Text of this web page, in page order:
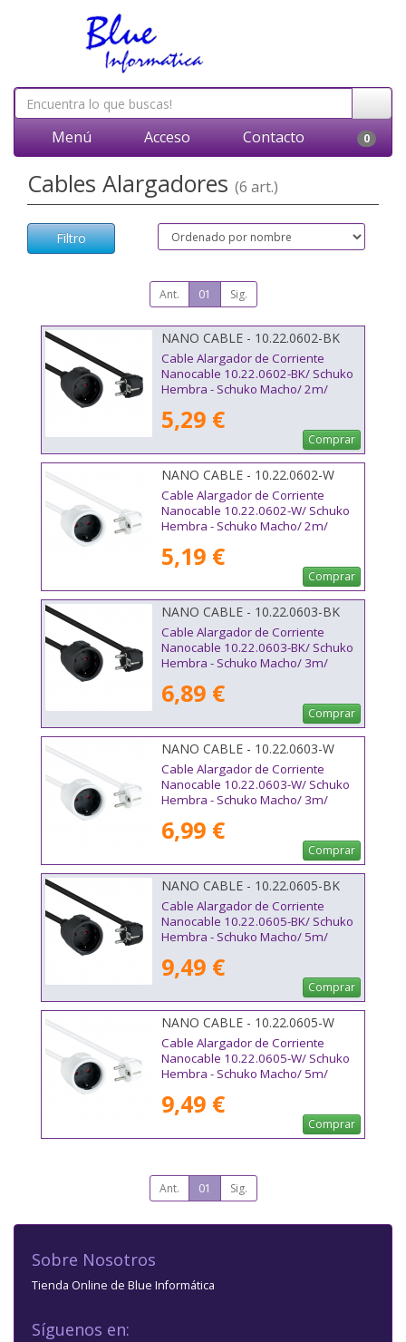
Menú Acceso Contacto 0
Cables Alargadores (6 art.)
Filtro
Ant. 01 Sig.
NANO CABLE - 10.22.0602-BK
Cable Alargador de Corriente
Nanocable 10.22.0602-BK/ Schuko
Hembra - Schuko Macho/ 2m/
5,29 €
Comprar
NANO CABLE - 10.22.0602-W
Cable Alargador de Corriente
Nanocable 10.22.0602-W/ Schuko
Hembra - Schuko Macho/ 2m/
5,19 €
Comprar
NANO CABLE - 10.22.0603-BK
Cable Alargador de Corriente
Nanocable 10.22.0603-BK/ Schuko
Hembra - Schuko Macho/ 3m/
6,89 €
Comprar
NANO CABLE - 10.22.0603-W
Cable Alargador de Corriente
Nanocable 10.22.0603-W/ Schuko
Hembra - Schuko Macho/ 3m/
6,99 €
Comprar
NANO CABLE - 10.22.0605-BK
Cable Alargador de Corriente
Nanocable 10.22.0605-BK/ Schuko
Hembra - Schuko Macho/ 5m/
9,49 €
Comprar
NANO CABLE - 10.22.0605-W
Cable Alargador de Corriente
Nanocable 10.22.0605-W/ Schuko
Hembra - Schuko Macho/ 5m/
9,49 €
Comprar
Ant. 01 Sig.
Sobre Nosotros
Tienda Online de Blue Informática
Síguenos en: